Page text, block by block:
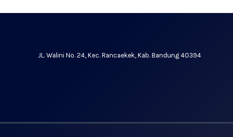
JL. Walini No. 24, Kec. Rancaekek, Kab. Bandung 40394